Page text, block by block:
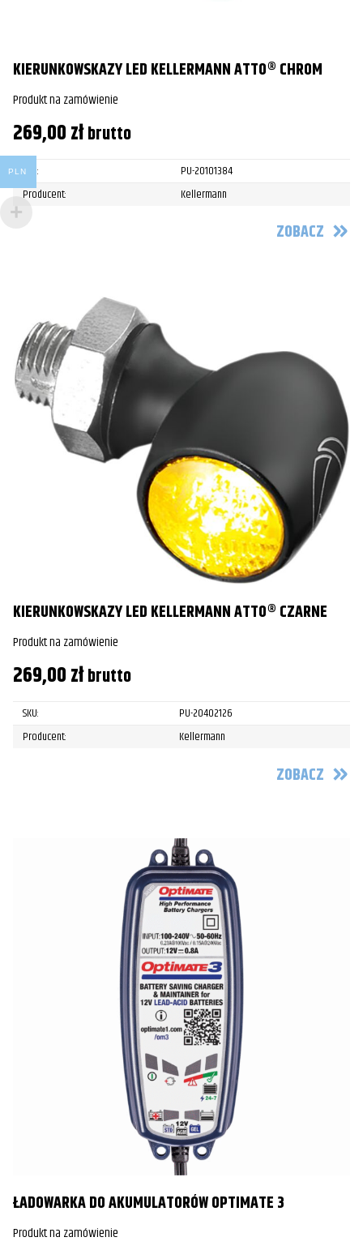
KIERUNKOWSKAZY LED KELLERMANN ATTO® CHROM
Produkt na zamówienie
269,00złbrutto
SKU:
PU-20101384
Producent:
Kellermann
ZOBACZ
KIERUNKOWSKAZY LED KELLERMANN ATTO® CZARNE
Produkt na zamówienie
269,00złbrutto
SKU:
PU-20402126
Producent:
Kellermann
ZOBACZ
ŁADOWARKA DO AKUMULATORÓW OPTIMATE 3
Produkt na zamówienie
PLN